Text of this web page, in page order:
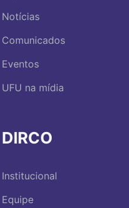
Notícias
Comunicados
Eventos
UFU na mídia
DIRCO
Institucional
Equipe